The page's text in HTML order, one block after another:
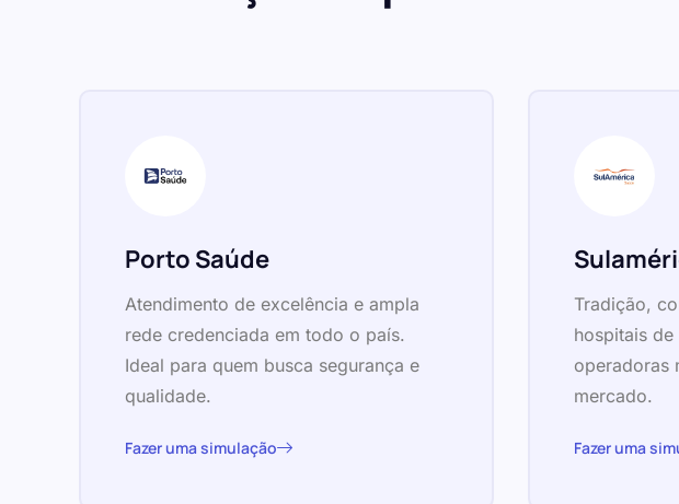
Porto Saúde
Atendimento de excelência e ampla
rede credenciada em todo o país.
Ideal para quem busca segurança e
qualidade.
Fazer uma simulação
Tradição,
hospitais
operadoras
mercado.
Fazer uma